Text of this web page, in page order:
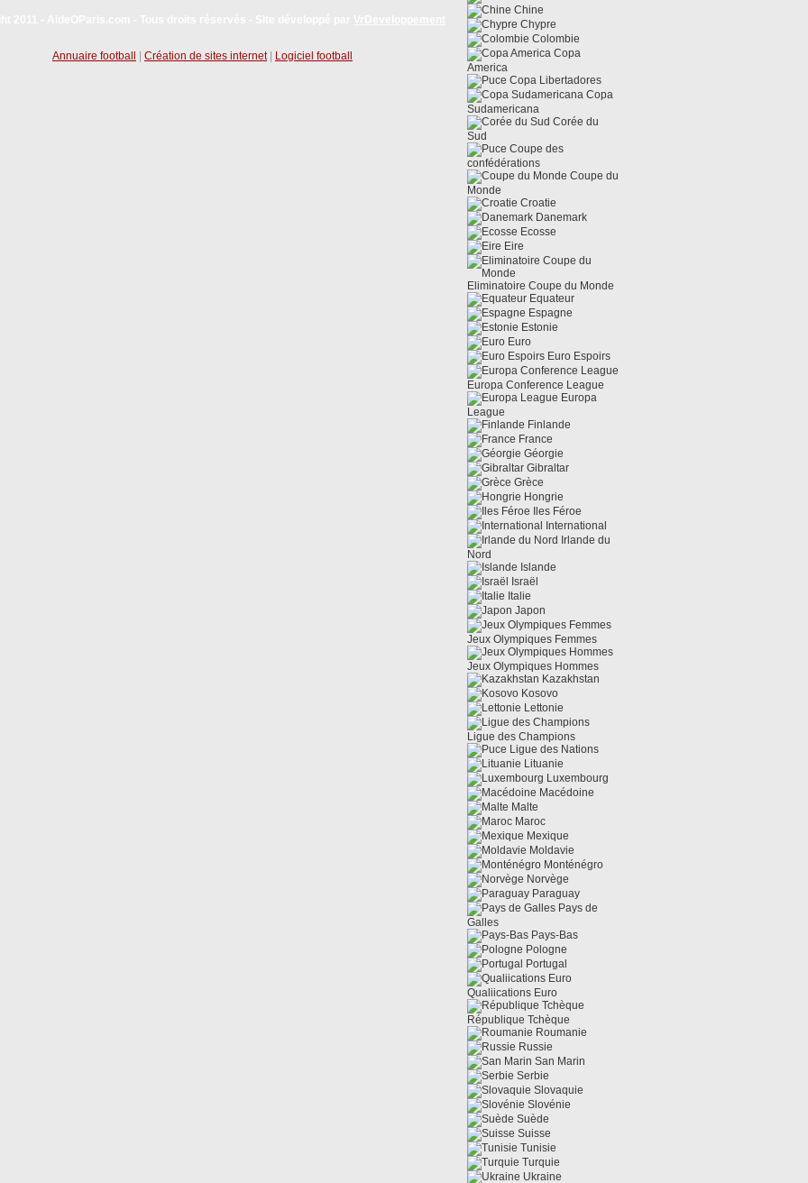
Chine
Chypre
Colombie
Copa
America
Copa Libertadores
Copa
Sudamericana
Corée du
Sud
Coupe des
confédérations
Coupe du
Monde
Croatie
Danemark
Ecosse
Eire
Eliminatoire Coupe du Monde
Equateur
Espagne
Estonie
Euro
Euro Espoirs
Europa Conference League
Europa
League
Finlande
France
Géorgie
Gibraltar
Grèce
Hongrie
Iles Féroe
International
Irlande du
Nord
Islande
Israël
Italie
Japon
Jeux Olympiques Femmes
Jeux Olympiques Hommes
Kazakhstan
Kosovo
Lettonie
Ligue des Champions
Ligue des Nations
Lituanie
Luxembourg
Macédoine
Malte
Maroc
Mexique
Moldavie
Monténégro
Norvège
Paraguay
Pays de
Galles
Pays-Bas
Pologne
Portugal
Qualiications Euro
République Tchèque
Roumanie
Russie
San Marin
Serbie
Slovaquie
Slovénie
Suède
Suisse
Tunisie
Turquie
Ukraine
Annuaire football Création de sites internet| Logiciel football